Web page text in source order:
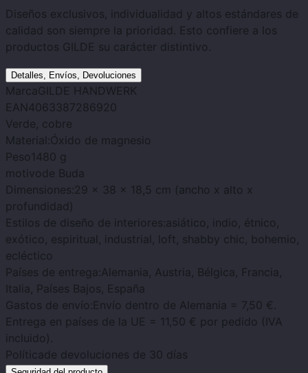
Diseños exclusivos, individualidad y altos estándares de
calidad son siempre la prioridad. Esto confiere a los
productos GILDE su carácter distintivo.
Detalles, Envíos, Devoluciones
MarcaGILDE HANDWERK
EAN4063387286920
Verde, cobre
Material:Óxido de magnesio
Peso1480 g
motivode Buda
Dimensiones:29 x 38 x 18,5 cm (ancho x alto x
profundidad)
Estilos de diseño de interiores:asiático, indio, étnico,
exótico, espiritual, industrial, loft, shabby chic, bohemio,
ecléctico
Países de entrega:Alemania, Austria, Bélgica, Francia,
Italia, Países Bajos, España
Gastos de envío:Envío dentro de Alemania = 7,50 €.
Entrega en países de la UE = 11,50 € por pedido (IVA
incluido).
Políticade devoluciones de 30 días